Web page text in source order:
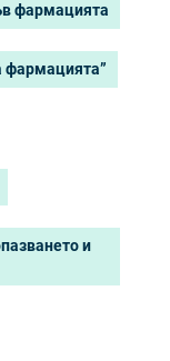
фармацията
фармацията”
и